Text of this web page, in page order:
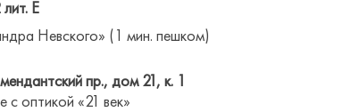
Е
Невского» (1 мин. пешком)
пр., дом 21, к. 1
с оптикой «21 век»